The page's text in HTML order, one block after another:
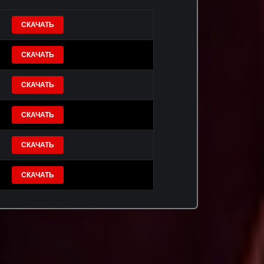
СКАЧАТЬ
СКАЧАТЬ
СКАЧАТЬ
СКАЧАТЬ
СКАЧАТЬ
СКАЧАТЬ